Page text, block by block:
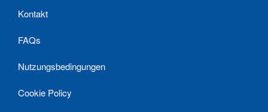
Kontakt
FAQs
Nutzungsbedingungen
Cookie Policy